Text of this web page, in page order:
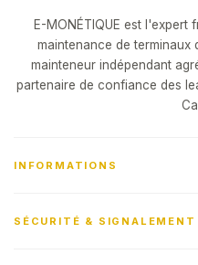
E-MONÉTIQUE est l'expert
maintenance de terminaux
mainteneur indépendant
partenaire de confiance des
INFORMATIONS
SÉCURITÉ & SIGNALEMENT